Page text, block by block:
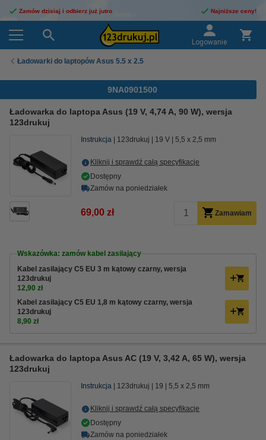
Zamów dzisiaj i odbierz już jutro Najniższe ceny!
Logowanie
Ładowarki do laptopów Asus 5.5 x 2.5
9NA0901500
Ładowarka do laptopa Asus (19 V, 4,74 A, 90 W), wersja
123drukuj
Instrukcja 123drukuj 19 V 5,5 x 2,5 mm
Kliknij i sprawdź całą specyfikacje
Dostępny
Zamów na poniedziałek
69,00 zł Zamawiam
Wskazówka: zamów kabel zasilający
Kabel zasilający C5 EU 3 m kątowy czarny, wersja
123drukuj
12,90 zł
Kabel zasilający C5 EU 1,8 m kątowy czarny, wersja
123drukuj
8,90 zł
Ładowarka do laptopa Asus AC (19 V, 3,42 A, 65 W), wersja
123drukuj
Instrukcja 123drukuj 19 5,5 x 2,5 mm
Kliknij i sprawdź całą specyfikacje
Dostępny
Zamów na poniedziałek